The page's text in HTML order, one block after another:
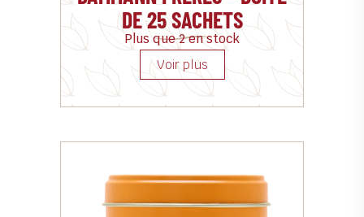
DE 25 SACHETS
Plus que 2 en stock